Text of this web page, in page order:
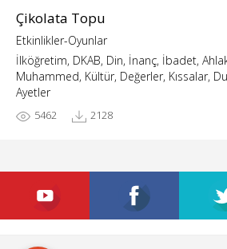
Çikolata Topu
Etkinlikler-Oyunlar
İlköğretim, DKAB, Din, İnanç, İbadet,
Muhammed, Kültür, Değerler, Kıssalar,
Ayetler
5462 2128